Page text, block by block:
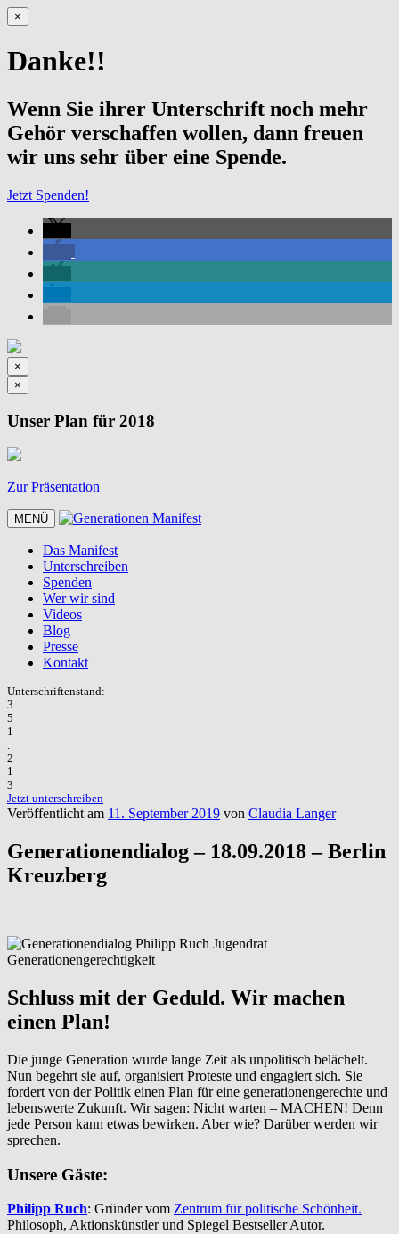
×
Danke!!
Wenn Sie ihrer Unterschrift noch mehr
Gehör verschaffen wollen, dann freuen
wir uns sehr über eine Spende.
Jetzt Spenden!
×
×
Unser Plan für 2018
Zur Präsentation
Zum
Inhalt
MENÜ
Das Manifest
Unterschreiben
Spenden
Wer wir sind
Videos
Blog
Presse
Kontakt
Unterschriftenstand:
3
5
1
.
2
1
3
Jetzt unterschreiben
Veröffentlicht am 11. September 2019 von Claudia Langer
Generationendialog – 18.09.2018 – Berlin
Kreuzberg
Schluss mit der Geduld. Wir machen
einen Plan!
Die junge Generation wurde lange Zeit als unpolitisch belächelt.
Nun begehrt sie auf, organisiert Proteste und engagiert sich. Sie
fordert von der Politik einen Plan für eine generationengerechte und
lebenswerte Zukunft. Wir sagen: Nicht warten – MACHEN! Denn
jede Person kann etwas bewirken. Aber wie? Darüber werden wir
sprechen.
Unsere Gäste:
Philipp Ruch: Gründer vom Zentrum für politische Schönheit.
Philosoph, Aktionskünstler und Spiegel Bestseller Autor.